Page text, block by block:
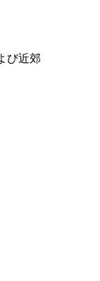
び近郊